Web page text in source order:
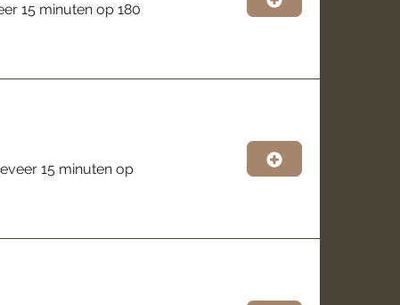
15 minuten op 180
15 minuten op